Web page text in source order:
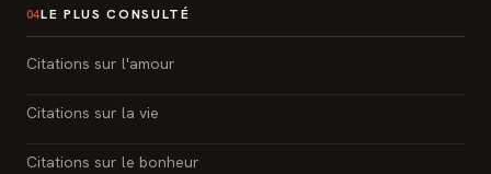
04LE PLUS CONSULTÉ
Citations sur l'amour
Citations sur la vie
Citations sur le bonheur